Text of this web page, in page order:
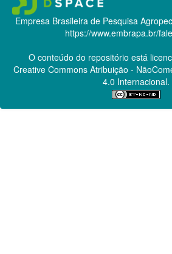
Empresa Brasileira de Pesquisa
https://www.embrapa.br/
O conteúdo do repositório está
Creative CommonsAtribuição -
4.0 Internacional.